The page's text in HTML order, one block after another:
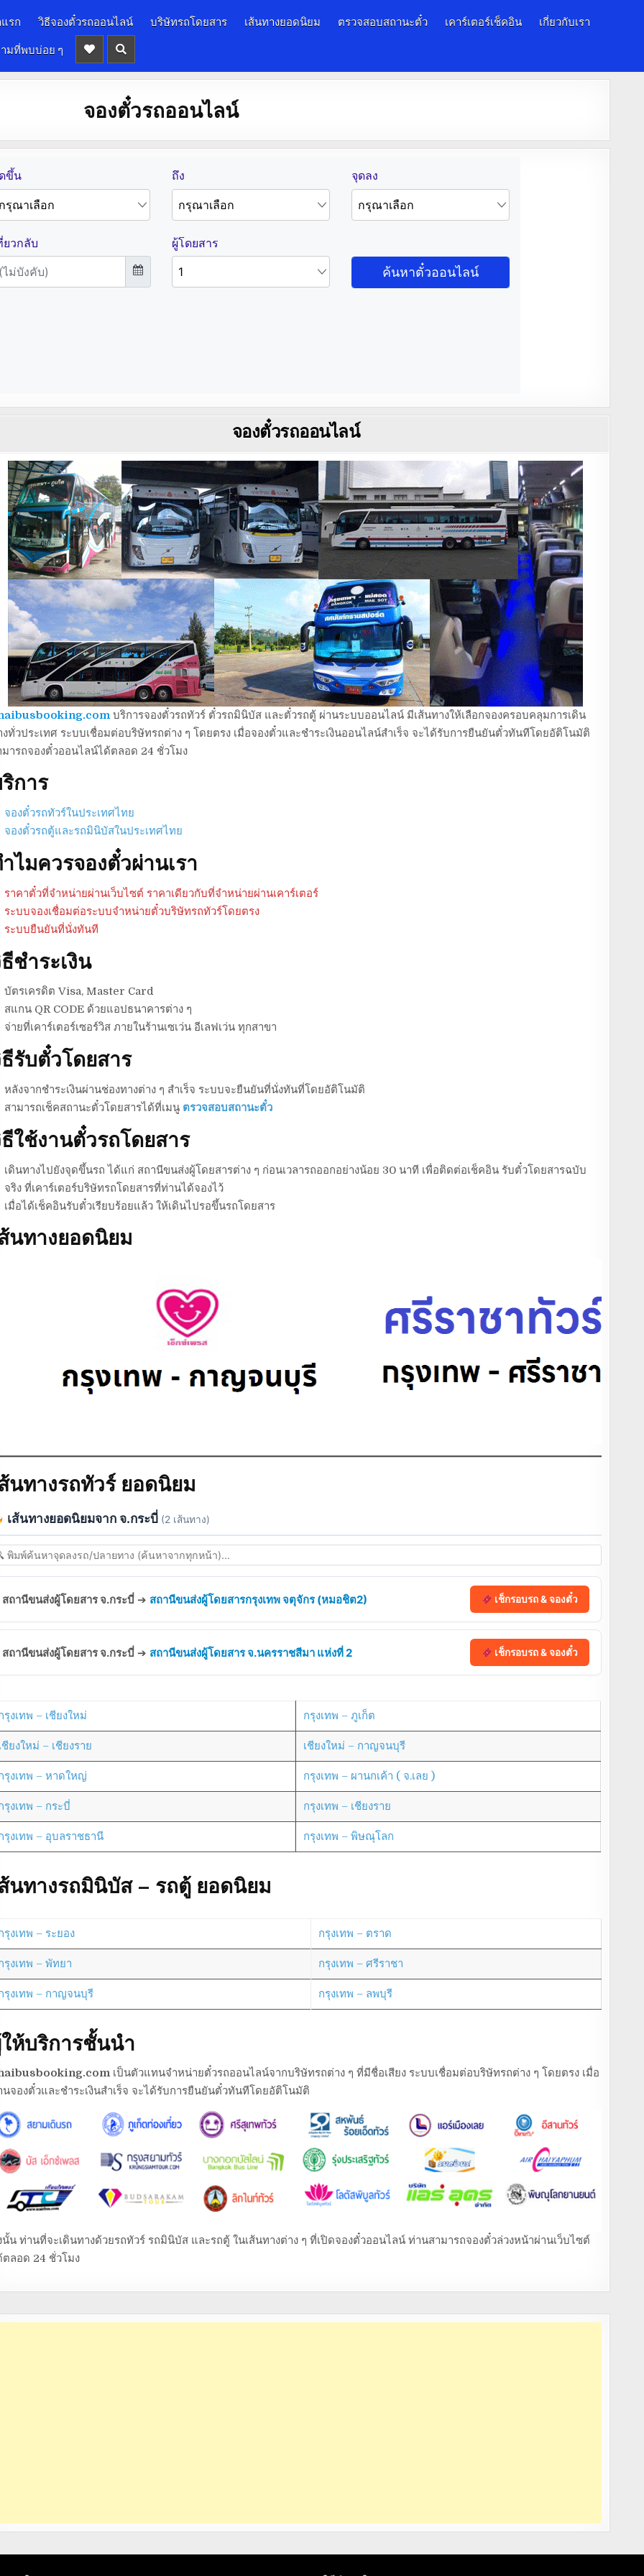
รก วิธีจองตั๋วรถออนไลน์ บริษัทรถโดยสาร เส้นทางยอดนิยม ตรวจสอบสถานะตั๋ว เคาร์เตอร์เช็คอิน
เกี่ยวกับเรา
มที่พบบ่อย ๆ
จองตั๋วรถออนไลน์
จองตั๋วรถออนไลน์
บริการจองตั๋วรถทัวร์ ตั๋วรถมินิบัส และตั๋วรถตู้ ผ่านระบบออนไลน์ มีเส้นทางให้เลือกจองครอบคลุมการเดิน
งทั่วประเทศ ระบบเชื่อมต่อบริษัทรถต่าง ๆ โดยตรง เมื่อจองตั๋วและชำระเงินออนไลน์สำเร็จ จะได้รับการยืนยันตั๋วทันทีโดยอัติโนมัติ
มารถจองตั๋วออนไลน์ได้ตลอด 24 ชั่วโมง
การ
จองตั๋วรถทัวร์ในประเทศไทย
จองตั๋วรถตู้และรถมินิบัสในประเทศไทย
ไมควรจองตั๋วผ่านเรา
ราคาตั๋วที่จำหน่ายผ่านเว็บไซต์ ราคาเดียวกับที่จำหน่ายผ่านเคาร์เตอร์
ระบบจองเชื่อมต่อระบบจำหน่ายตั๋วบริษัทรถทัวร์โดยตรง
ระบบยืนยันที่นั่งทันที
ชำระเงิน
บัตรเครดิต Visa, Master Card
สแกน QR CODE ด้วยแอปธนาคารต่าง ๆ
จ่ายที่เคาร์เตอร์เซอร์วิส ภายในร้านเซเว่น อีเลฟเว่น ทุกสาขา
รับตั๋วโดยสาร
หลังจากชำระเงินผ่านช่องทางต่าง ๆ สำเร็จ ระบบจะยืนยันที่นั่งทันที่โดยอัติโนมัติ
สามารถเช็คสถานะตั๋วโดยสารได้ที่เมนู ตรวจสอบสถานะตั๋ว
ใช้งานตั๋วรถโดยสาร
เดินทางไปยังจุดขึ้นรถ ได้แก่ สถานีขนส่งผู้โดยสารต่าง ๆ ก่อนเวลารถออกอย่างน้อย 30 นาที เพื่อติดต่อเช็คอิน รับตั๋วโดยสารฉบับ
จริง ที่เคาร์เตอร์บริษัทรถโดยสารที่ท่านได้จองไว้
เมื่อได้เช็คอินรับตั๋วเรียบร้อยแล้ว ให้เดินไปรอขึ้นรถโดยสาร
นทางยอดนิยม
นทางรถทัวร์ ยอดนิยม
เส้นทางยอดนิยมจาก จ.กระบี่ (2 เส้นทาง)
สถานีขนส่งผู้โดยสาร จ.กระบี่➔ สถานีขนส่งผู้โดยสารกรุงเทพ จตุจักร (หมอชิต2) เช็กรอบรถ & จองตั๋ว
สถานีขนส่งผู้โดยสาร จ.กระบี่➔ สถานีขนส่งผู้โดยสาร จ.นครราชสีมา แห่งที่ 2 เช็กรอบรถ & จองตั๋ว
รุงเทพ – เชียงใหม่
ชียงใหม่ – เชียงราย
รุงเทพ – หาดใหญ่
รุงเทพ – กระบี่
รุงเทพ – อุบลราชธานี
กรุงเทพ – ภูเก็ต
เชียงใหม่ – กาญจนบุรี
กรุงเทพ – ผานกเค้า ( จ.เลย )
กรุงเทพ – เชียงราย
กรุงเทพ – พิษณุโลก
นทางรถมินิบัส – รถตู้ ยอดนิยม
รุงเทพ – ระยอง กรุงเทพ – ตราด
รุงเทพ – พัทยา กรุงเทพ – ศรีราชา
รุงเทพ – กาญจนบุรี กรุงเทพ – ลพบุรี
ห้บริการชั้นนำ
เป็นตัวแทนจำหน่ายตั๋วรถออนไลน์จากบริษัทรถต่าง ๆ ที่มีชื่อเสียง ระบบเชื่อมต่อบริษัทรถต่าง ๆ โดยตรง เมื่อ
นจองตั๋วและชำระเงินสำเร็จ จะได้รับการยืนยันตั๋วทันทีโดยอัติโนมัติ
นั้น ท่านที่จะเดินทางด้วยรถทัวร์ รถมินิบัส และรถตู้ ในเส้นทางต่าง ๆ ที่เปิดจองตั๋วออนไลน์ ท่านสามารถจองตั๋วล่วงหน้าผ่านเว็บไซต์
ตลอด 24 ชั่วโมง